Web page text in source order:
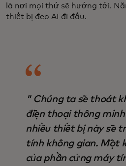
là nơi mọi thứ sẽ hướng tới.
thiết bị đeo AI đi đầu.
" Chúng ta sẽ thoát
điện thoại thông
nhiều thiết bị này sẽ
tính không gian. Một
của phần cứng máy